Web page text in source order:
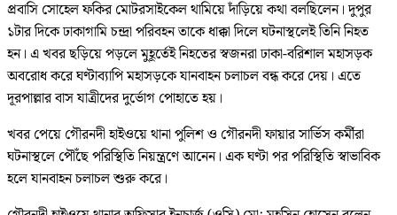
প্রবাসি সোহেল ফকির মোটরসাইকেল থামিয়ে দাঁড়িয়ে কথা বলছিলেন। দুপুর
১টার দিকে ঢাকাগামি চন্দ্রা পরিবহন তাকে ধাক্কা দিলে ঘটনাস্থলেই তিনি নিহত
হন। এ খবর ছড়িয়ে পড়লে মুহূর্তেই নিহতের স্বজনরা ঢাকা-বরিশাল মহাসড়ক
অবরোধ করে ঘণ্টাব্যাপি মহাসড়কে যানবাহন চলাচল বন্ধ করে দেয়। এতে
দূরপাল্লার বাস যাত্রীদের দুর্ভোগ পোহাতে হয়।
খবর পেয়ে গৌরনদী হাইওয়ে থানা পুলিশ ও গৌরনদী ফায়ার সার্ভিস কর্মীরা
ঘটনাস্থলে পৌঁছে পরিস্থিতি নিয়ন্ত্রণে আনেন। এক ঘণ্টা পর পরিস্থিতি স্বাভাবিক
হলে যানবাহন চলাচল শুরু করে।